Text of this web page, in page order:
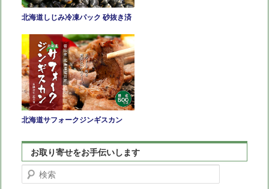
北海道しじみ冷凍パック 砂抜き済
北海道サフォークジンギスカン
お取り寄せをお手伝いします
検
索